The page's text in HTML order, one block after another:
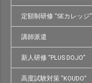
定額制研修 “SEカレッジ”
講師派遣
新人研修 “PLUS DOJO”
高度試験対策 "KOUDO"